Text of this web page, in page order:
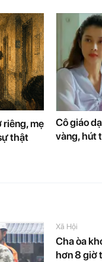
riêng, mẹ
thật
Cô giáo
vàng, hút
Xã Hội
Cha òa
hơn 8 giờ